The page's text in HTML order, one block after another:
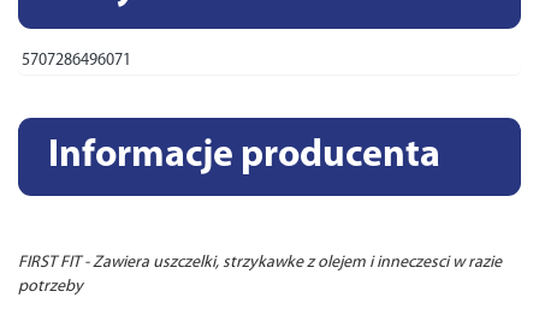
5707286496071
Informacje producenta
FIRST FIT - Zawiera uszczelki, strzykawke z olejem i inneczesci w razie
potrzeby